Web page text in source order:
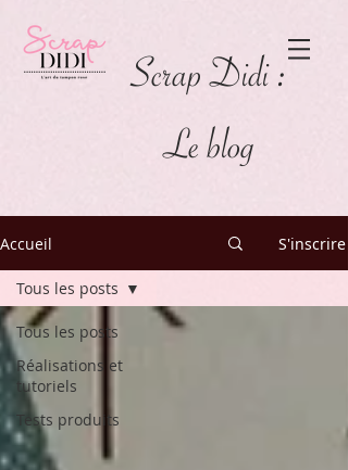
Scrap Didi :
Le blog
Accueil S'inscrire
Tous les posts
Réalisations et
tutoriels
Tests produits
Tous les posts